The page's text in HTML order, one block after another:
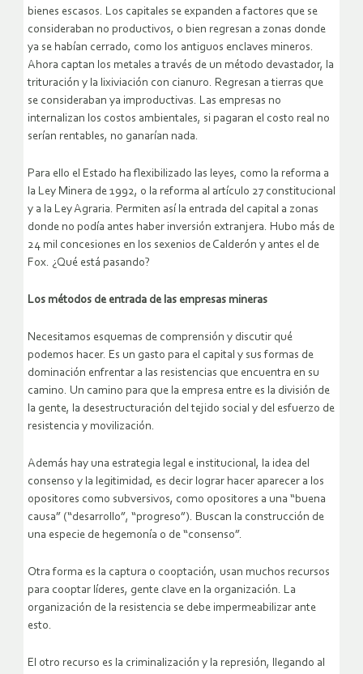
bienes escasos. Los capitales se expanden a factores que se
consideraban no productivos, o bien regresan a zonas donde
ya se habían cerrado, como los antiguos enclaves mineros.
Ahora captan los metales a través de un método devastador, la
trituración y la lixiviación con cianuro. Regresan a tierras que
se consideraban ya improductivas. Las empresas no
internalizan los costos ambientales, si pagaran el costo real no
serían rentables, no ganarían nada.
Para ello el Estado ha flexibilizado las leyes, como la reforma a
la Ley Minera de 1992, o la reforma al artículo 27 constitucional
y a la Ley Agraria. Permiten así la entrada del capital a zonas
donde no podía antes haber inversión extranjera. Hubo más de
24 mil concesiones en los sexenios de Calderón y antes el de
Fox. ¿Qué está pasando?
Los métodos de entrada de las empresas mineras
Necesitamos esquemas de comprensión y discutir qué
podemos hacer. Es un gasto para el capital y sus formas de
dominación enfrentar a las resistencias que encuentra en su
camino. Un camino para que la empresa entre es la división de
la gente, la desestructuración del tejido social y del esfuerzo de
resistencia y movilización.
Además hay una estrategia legal e institucional, la idea del
consenso y la legitimidad, es decir lograr hacer aparecer a los
opositores como subversivos, como opositores a una “buena
causa” (“desarrollo”, “progreso”). Buscan la construcción de
una especie de hegemonía o de “consenso”.
Otra forma es la captura o cooptación, usan muchos recursos
para cooptar líderes, gente clave en la organización. La
organización de la resistencia se debe impermeabilizar ante
esto.
El otro recurso es la criminalización y la represión, llegando al